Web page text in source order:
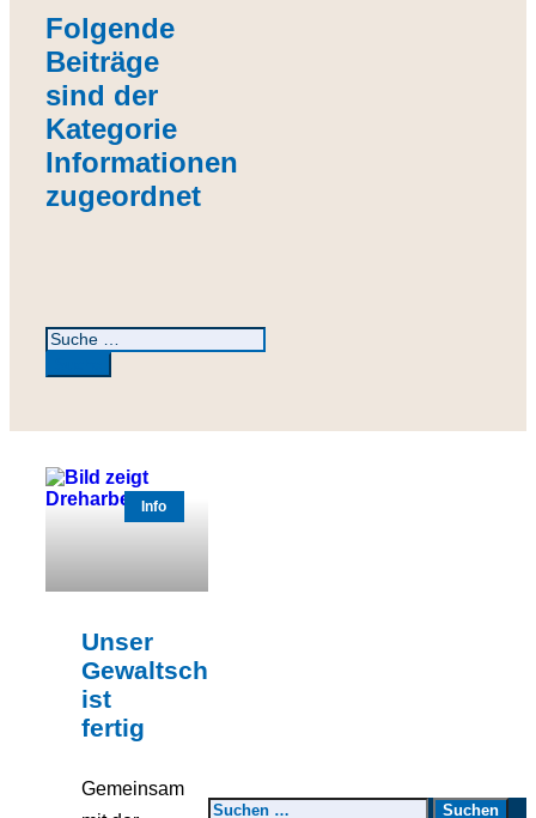
Folgende
Beiträge
sind der
Kategorie
Informationen
zugeordnet
Info
Unser
Gewaltschutzfilm
ist
fertig
Gemeinsam